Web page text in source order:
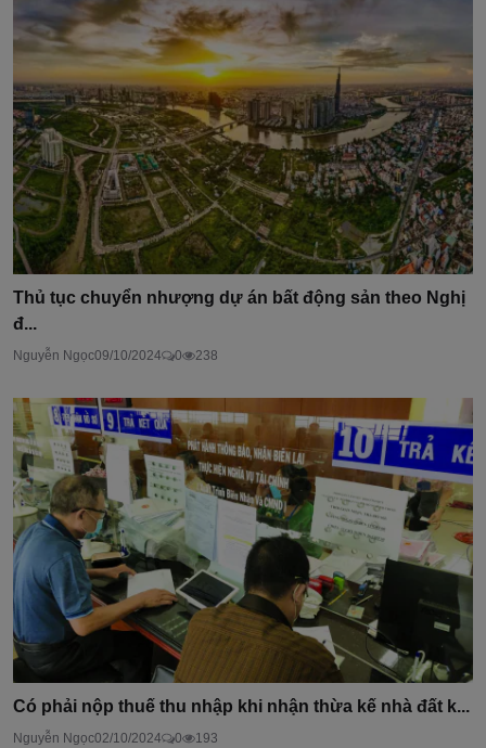
Thủ tục chuyển nhượng dự án bất động sản theo Nghị
đ...
Nguyễn Ngọc09/10/2024 0 238
Có phải nộp thuế thu nhập khi nhận thừa kế nhà đất k...
Nguyễn Ngọc02/10/2024 0 193